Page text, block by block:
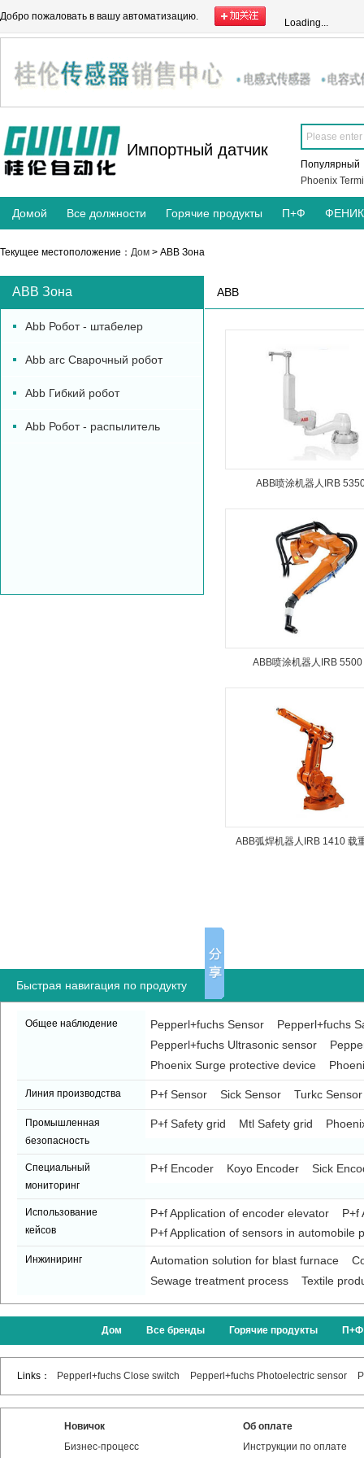
Добро пожаловать в вашу автоматизацию.
Loading...
Импортный датчик
Популярный
Phoenix
Домой Все должности Горячие продукты П+Ф
Текущее местоположение： Дом > ABB Зона
ABB Зона
Abb Робот - штабелер
Abb arc Сварочный робот
Abb Гибкий робот
Abb Робот - распылитель
ABB
ABB喷涂机器人IRB
ABB喷涂机器人IRB 5500
FlexPainter
ABB弧焊机器人IRB 1410 载
Быстрая навигация по продукту
Общее наблюдение Pepperl+fuchs Sensor
Pepperl+fuchs
Pepperl+fuchs Ultrasonic sensor
Phoenix Surge protective device
Линия производства P+f Sensor Sick Sensor Turkc Sensor
Промышленная
безопасность
P+f Safety grid Mtl Safety grid
Специальный
мониторинг
P+f Encoder Koyo Encoder Sick
Использование
кейсов
P+f Application of encoder elevator
P+f
P+f Application of sensors in automobile
Инжиниринг Automation solution for blast furnace
Sewage treatment process
Textile
Дом Все бренды Горячие продукты П+Ф
Links： Pepperl+fuchs Close switch Pepperl+fuchs Photoelectric sensor
Новичок
Бизнес-процесс
Об оплате
Инструкции по оплате